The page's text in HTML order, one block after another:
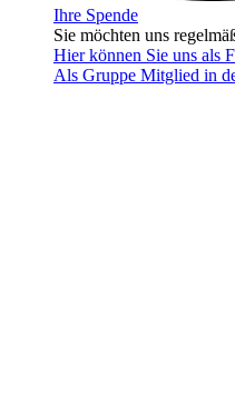
Ihre Spende
Sie möchten uns
Hier können Sie uns als
Als Gruppe Mitglied in